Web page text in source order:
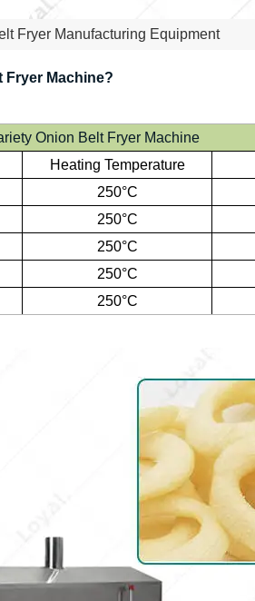
Fryer Manufacturing Equipment
Fryer Machine?
Onion Belt Fryer Machine
Heating Temperature
250°C
250°C
250°C
250°C
250°C